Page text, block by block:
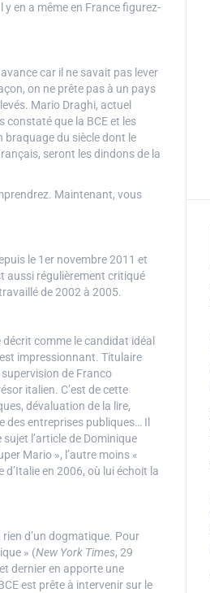
y en a même en France figurez-
car il ne savait pas lever
on ne prête pas à un pays
Mario Draghi, actuel
constaté que la BCE et les
braquage du siècle dont le
seront les dindons de la
Maintenant, vous
le 1er novembre 2011 et
aussi régulièrement critiqué
de 2002 à 2005.
comme le candidat idéal
impressionnant. Titulaire
de Franco
italien. C’est de cette
dévaluation de la lire,
entreprises publiques… Il
l’article de Dominique
Mario », l’autre moins «
en 2006, où lui échoit la
d’un dogmatique. Pour
» (New York Times, 29
dernier en apporte une
est prête à intervenir sur le